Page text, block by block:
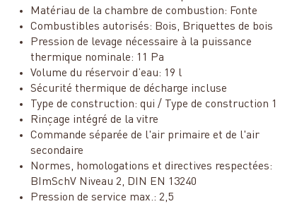
Matériau de la chambre de combustion: Fonte
Combustibles autorisés: Bois, Briquettes de bois
Pression de levage nécessaire à la puissance
thermique nominale: 11 Pa
Volume du réservoir d’eau: 19 l
Sécurité thermique de décharge incluse
Type de construction: qui / Type de construction 1
Rinçage intégré de la vitre
Commande séparée de l'air primaire et de l'air
secondaire
Normes, homologations et directives respectées:
BImSchV Niveau 2, DIN EN 13240
Pression de service max.: 2,5